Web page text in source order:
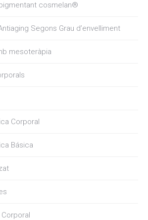
cosmelan®
Segons Grau d’envelliment
mesoteràpia
Corporal
Básica